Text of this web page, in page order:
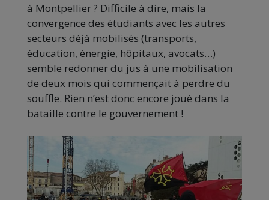
à Montpellier ? Difficile à dire, mais la
convergence des étudiants avec les autres
secteurs déjà mobilisés (transports,
éducation, énergie, hôpitaux, avocats…)
semble redonner du jus à une mobilisation
de deux mois qui commençait à perdre du
souffle. Rien n’est donc encore joué dans la
bataille contre le gouvernement !